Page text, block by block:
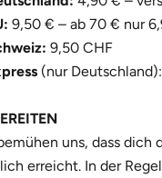
9,50 € – ab 70 € nur
9,50 CHF
(nur
uns, dass dich
erreicht. In der